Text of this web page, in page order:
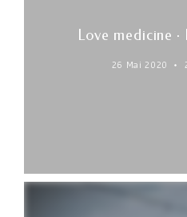
Love medicine
26 Mai 2020